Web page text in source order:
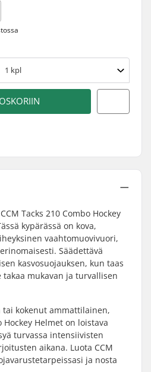
1 kpl
Tacks 210 Combo Hockey
kypärässä on kova,
vaahtomuovivuori,
Säädettävä
kasvosuojauksen, kun taas
takaa mukavan ja turvallisen
kokenut ammattilainen,
Hockey Helmet on loistava
turvassa intensiivisten
aikana. Luota CCM
ja nosta